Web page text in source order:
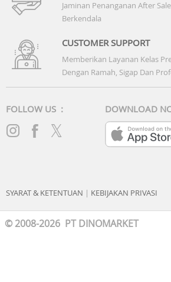
Jaminan Penanganan After
Berkendala
CUSTOMER SUPPORT
Memberikan Layanan Kelas
Dengan Ramah, Sigap Dan
FOLLOW US : DOWNLOAD
SYARAT & KETENTUAN | KEBIJAKAN PRIVASI
© 2008-2026 PT DINOMARKET